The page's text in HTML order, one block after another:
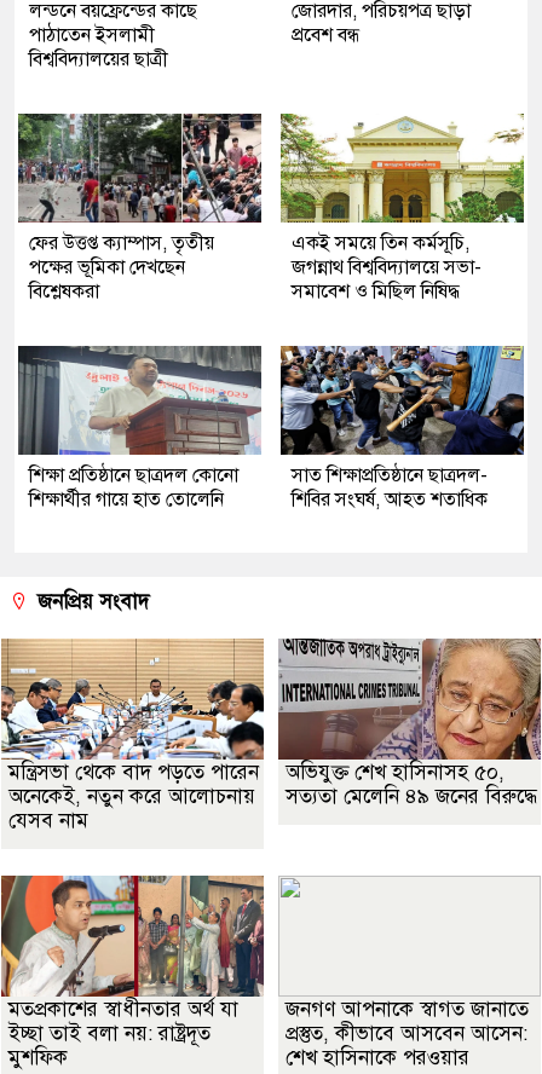
লন্ডনে বয়ফ্রেন্ডের কাছে
পাঠাতেন ইসলামী
বিশ্ববিদ্যালয়ের ছাত্রী
জোরদার, পরিচয়পত্র ছাড়া
প্রবেশ বন্ধ
ফের উত্তপ্ত ক্যাম্পাস, তৃতীয়
পক্ষের ভূমিকা দেখছেন
বিশ্লেষকরা
একই সময়ে তিন কর্মসূচি,
জগন্নাথ বিশ্ববিদ্যালয়ে সভা-
সমাবেশ ও মিছিল নিষিদ্ধ
শিক্ষা প্রতিষ্ঠানে ছাত্রদল কোনো
শিক্ষার্থীর গায়ে হাত তোলেনি
সাত শিক্ষাপ্রতিষ্ঠানে ছাত্রদল-
শিবির সংঘর্ষ, আহত শতাধিক
জনপ্রিয় সংবাদ
মন্ত্রিসভা থেকে বাদ পড়তে পারেন
অনেকেই, নতুন করে আলোচনায়
যেসব নাম
অভিযুক্ত শেখ হাসিনাসহ ৫০,
সত্যতা মেলেনি ৪৯ জনের বিরুদ্ধে
মতপ্রকাশের স্বাধীনতার অর্থ যা
ইচ্ছা তাই বলা নয়: রাষ্ট্রদূত
মুশফিক
জনগণ আপনাকে স্বাগত জানাতে
প্রস্তুত, কীভাবে আসবেন আসেন:
শেখ হাসিনাকে পরওয়ার